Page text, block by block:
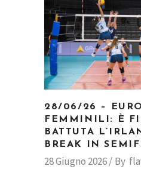
28/06/26 –
FEMMINILI: È
BATTUTA
BREAK IN
28 Giugno 2026 By